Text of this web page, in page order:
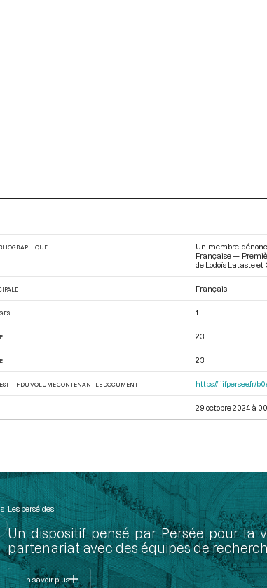
Un membre
Française —
de Lodoïs Lataste et
Français
1
23
23
IIIF DU VOLUME CONTENANT LE DOCUMENT https://iiif.persee.fr/
29 octobre 2024 à
Les perséides
Un dispositif pensé par Persée pour la
partenariat avec des équipes de
En savoir plus